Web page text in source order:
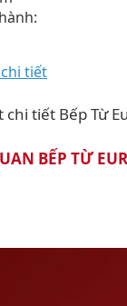
tiết
tiết Bếp Từ
BẾP TỪ